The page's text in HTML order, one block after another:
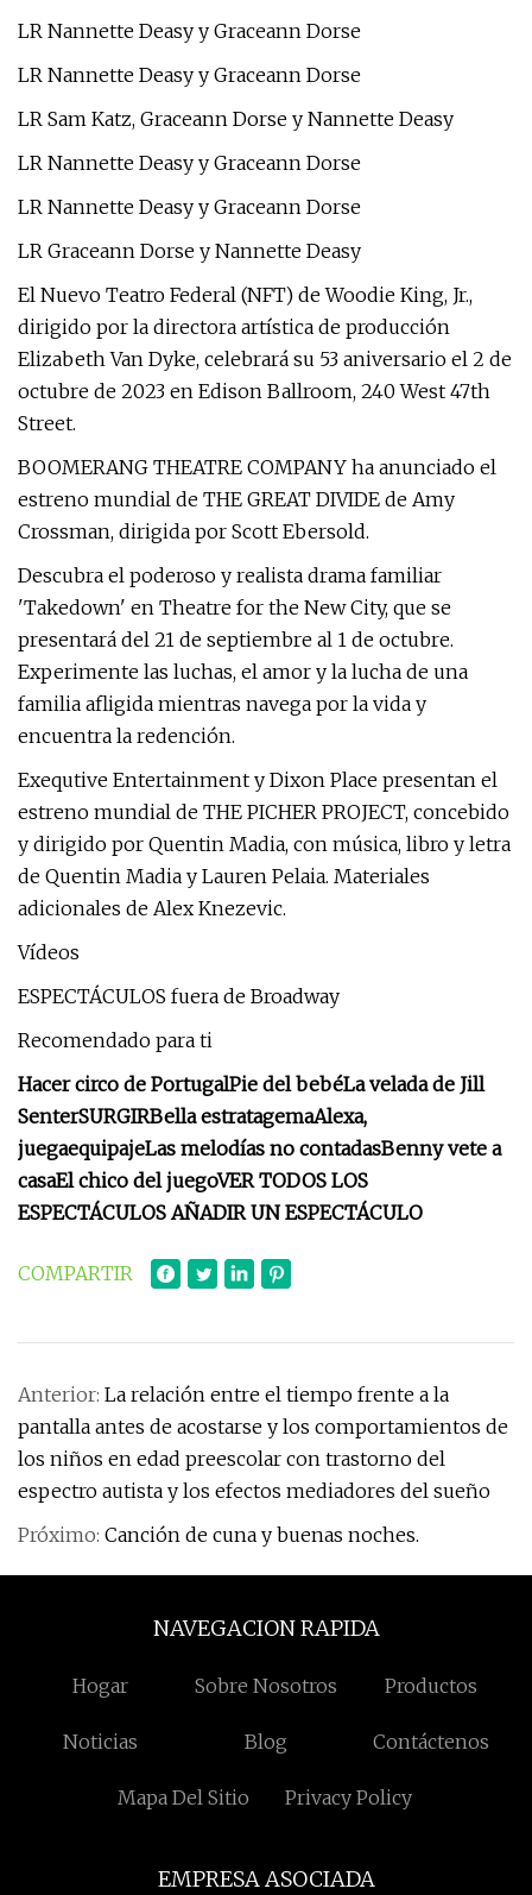
LR Nannette Deasy y Graceann Dorse
LR Nannette Deasy y Graceann Dorse
LR Sam Katz, Graceann Dorse y Nannette Deasy
LR Nannette Deasy y Graceann Dorse
LR Nannette Deasy y Graceann Dorse
LR Graceann Dorse y Nannette Deasy
El Nuevo Teatro Federal (NFT) de Woodie King, Jr.,
dirigido por la directora artística de producción
Elizabeth Van Dyke, celebrará su 53 aniversario el 2 de
octubre de 2023 en Edison Ballroom, 240 West 47th
Street.
BOOMERANG THEATRE COMPANY ha anunciado el
estreno mundial de THE GREAT DIVIDE de Amy
Crossman, dirigida por Scott Ebersold.
Descubra el poderoso y realista drama familiar
'Takedown' en Theatre for the New City, que se
presentará del 21 de septiembre al 1 de octubre.
Experimente las luchas, el amor y la lucha de una
familia afligida mientras navega por la vida y
encuentra la redención.
Exequtive Entertainment y Dixon Place presentan el
estreno mundial de THE PICHER PROJECT, concebido
y dirigido por Quentin Madia, con música, libro y letra
de Quentin Madia y Lauren Pelaia. Materiales
adicionales de Alex Knezevic.
Vídeos
ESPECTÁCULOS fuera de Broadway
Recomendado para ti
Hacer circo de PortugalPie del bebéLa velada de Jill
SenterSURGIRBella estratagemaAlexa,
juegaequipajeLas melodías no contadasBenny vete a
casaEl chico del juegoVER TODOS LOS
ESPECTÁCULOS AÑADIR UN ESPECTÁCULO
COMPARTIR
Anterior: La relación entre el tiempo frente a la
pantalla antes de acostarse y los comportamientos de
los niños en edad preescolar con trastorno del
espectro autista y los efectos mediadores del sueño
Próximo: Canción de cuna y buenas noches.
NAVEGACION RAPIDA
Hogar Sobre Nosotros Productos
Noticias Blog Contáctenos
Mapa Del Sitio Privacy Policy
EMPRESA ASOCIADA